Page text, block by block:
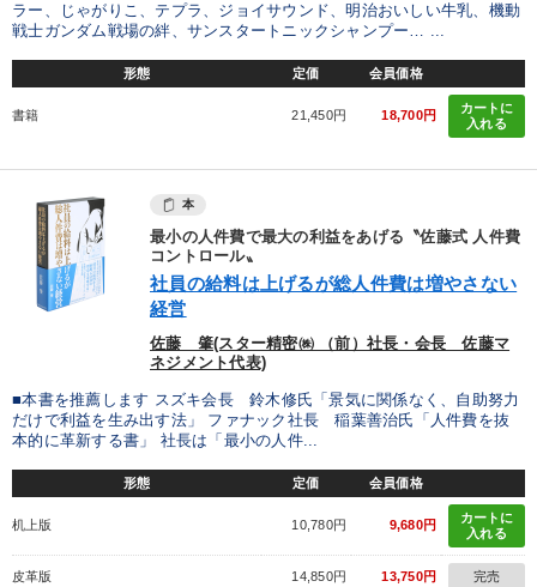
ラー、じゃがりこ、テプラ、ジョイサウンド、明治おいしい牛乳、機動
戦士ガンダム戦場の絆、サンスタートニックシャンプー… ...
形態 定価 会員価格
書籍 21,450円 18,700円
カートに
入れる
本
最小の人件費で最大の利益をあげる〝佐藤式 人件費
コントロール〟
社員の給料は上げるが総人件費は増やさない
経営
佐藤 肇(スター精密㈱ （前）社長・会長 佐藤マ
ネジメント代表)
■本書を推薦します スズキ会長 鈴木修氏「景気に関係なく、自助努力
だけで利益を生み出す法」 ファナック社長 稲葉善治氏「人件費を抜
本的に革新する書」 社長は「最小の人件...
形態 定価 会員価格
机上版 10,780円 9,680円
カートに
入れる
皮革版 14,850円 13,750円 完売